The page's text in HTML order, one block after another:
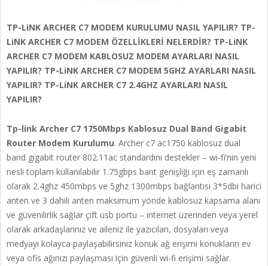
TP-LiNK ARCHER C7 MODEM KURULUMU NASIL YAPILIR? TP-
LiNK ARCHER C7 MODEM ÖZELLİKLERİ NELERDİR? TP-LiNK
ARCHER C7 MODEM KABLOSUZ MODEM AYARLARI NASIL
YAPILIR? TP-LiNK ARCHER C7 MODEM 5GHZ AYARLARI NASIL
YAPILIR? TP-LiNK ARCHER C7 2.4GHZ AYARLARI NASIL
YAPILIR?
Tp-link Archer C7 1750Mbps Kablosuz Dual Band Gigabit
Router Modem Kurulumu. Archer c7 ac1750 kablosuz dual
band gigabit router 802.11ac standardını destekler – wi-fi’nin yeni
nesli toplam kullanılabilir 1.75gbps bant genişliği için eş zamanlı
olarak 2.4ghz 450mbps ve 5ghz 1300mbps bağlantısı 3*5dbi harici
anten ve 3 dahili anten maksimum yönde kablosuz kapsama alanı
ve güvenilirlik sağlar çift usb portu – internet üzerinden veya yerel
olarak arkadaşlarınız ve aileniz ile yazıcıları, dosyaları veya
medyayı kolayca paylaşabilirsiniz konuk ağ erişimi konukların ev
veya ofis ağınızı paylaşması için güvenli wi-fi erişimi sağlar.